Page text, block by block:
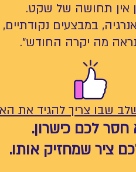
אין תחושה של שקט.
במבצעים
מה יקרה החודש".
שבו צריך להגיד את
חסר לכם כישרון.
ציר שמחזיק אותו.